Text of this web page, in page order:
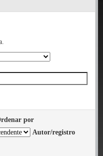
por
Autor/registro